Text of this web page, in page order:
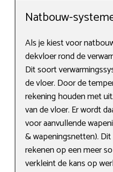
Natbouw-
Als je kiest voor
dekvloer rond de
Dit soort
de vloer. Door de
rekening houden met
van de vloer. Er wordt
voor aanvullende
& wapeningsnetten).
rekenen op een meer
verkleint de kans op